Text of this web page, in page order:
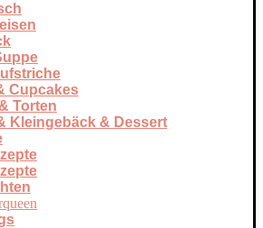
Cupcakes
Torten
Kleingebäck & Dessert